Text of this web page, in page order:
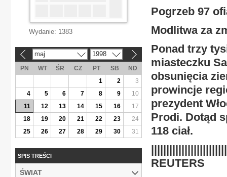
Pogrzeb 97
Modlitwa za
Ponad trzy
miasteczku
obsunięcia
prowincje
prezydent
Prodi. Dotąd
118 ciał.
REUTERS
Wydanie: 1383
maj 1998
PN WT ŚR CZ PT SB
ND
1
2
3
4
5 6 7 8 9
10
11
12 13 14 15 16
17
18
19 20 21 22 23
24
25
26 27 28 29 30 31
SPIS TREŚCI
ŚWIAT